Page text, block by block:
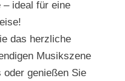
– ideal für eine
das herzliche
Musikszene
oder genießen Sie